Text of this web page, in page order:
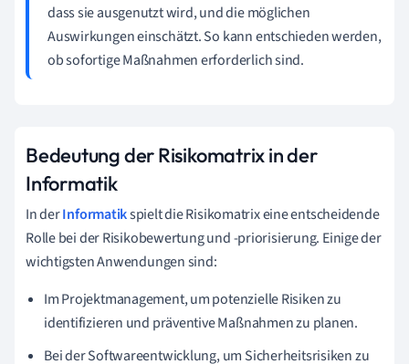
dass sie ausgenutzt wird, und die möglichen
Auswirkungen einschätzt. So kann entschieden werden,
ob sofortige Maßnahmen erforderlich sind.
Bedeutung der Risikomatrix in der
Informatik
In derInformatikspielt die Risikomatrix eine entscheidende
Rolle bei der Risikobewertung und -priorisierung. Einige der
wichtigsten Anwendungen sind:
Im Projektmanagement, um potenzielle Risiken zu
identifizieren und präventive Maßnahmen zu planen.
Bei der Softwareentwicklung, um Sicherheitsrisiken zu